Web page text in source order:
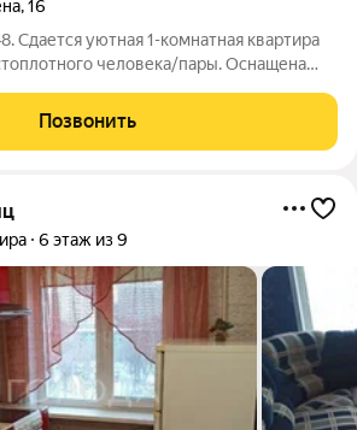
,16
Сдается уютная 1-комнатная квартира
человека/пары. Оснащена
7 минут, остановка 5 минут, спокойные
Позвонить
6 этаж из 9